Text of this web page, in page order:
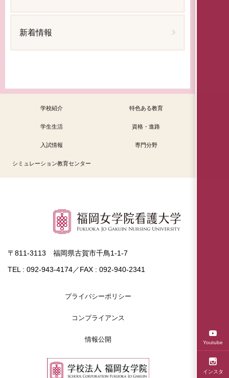
Youtube
インスタ
新着情報
学校紹介 特色ある教育
学生生活 資格・進路
入試情報 専門分野
シミュレーション教育センター
〒811-3113 福岡県古賀市千鳥1-1-7
TEL : 092-943-4174／FAX : 092-940-2341
プライバシーポリシー
コンプライアンス
情報公開